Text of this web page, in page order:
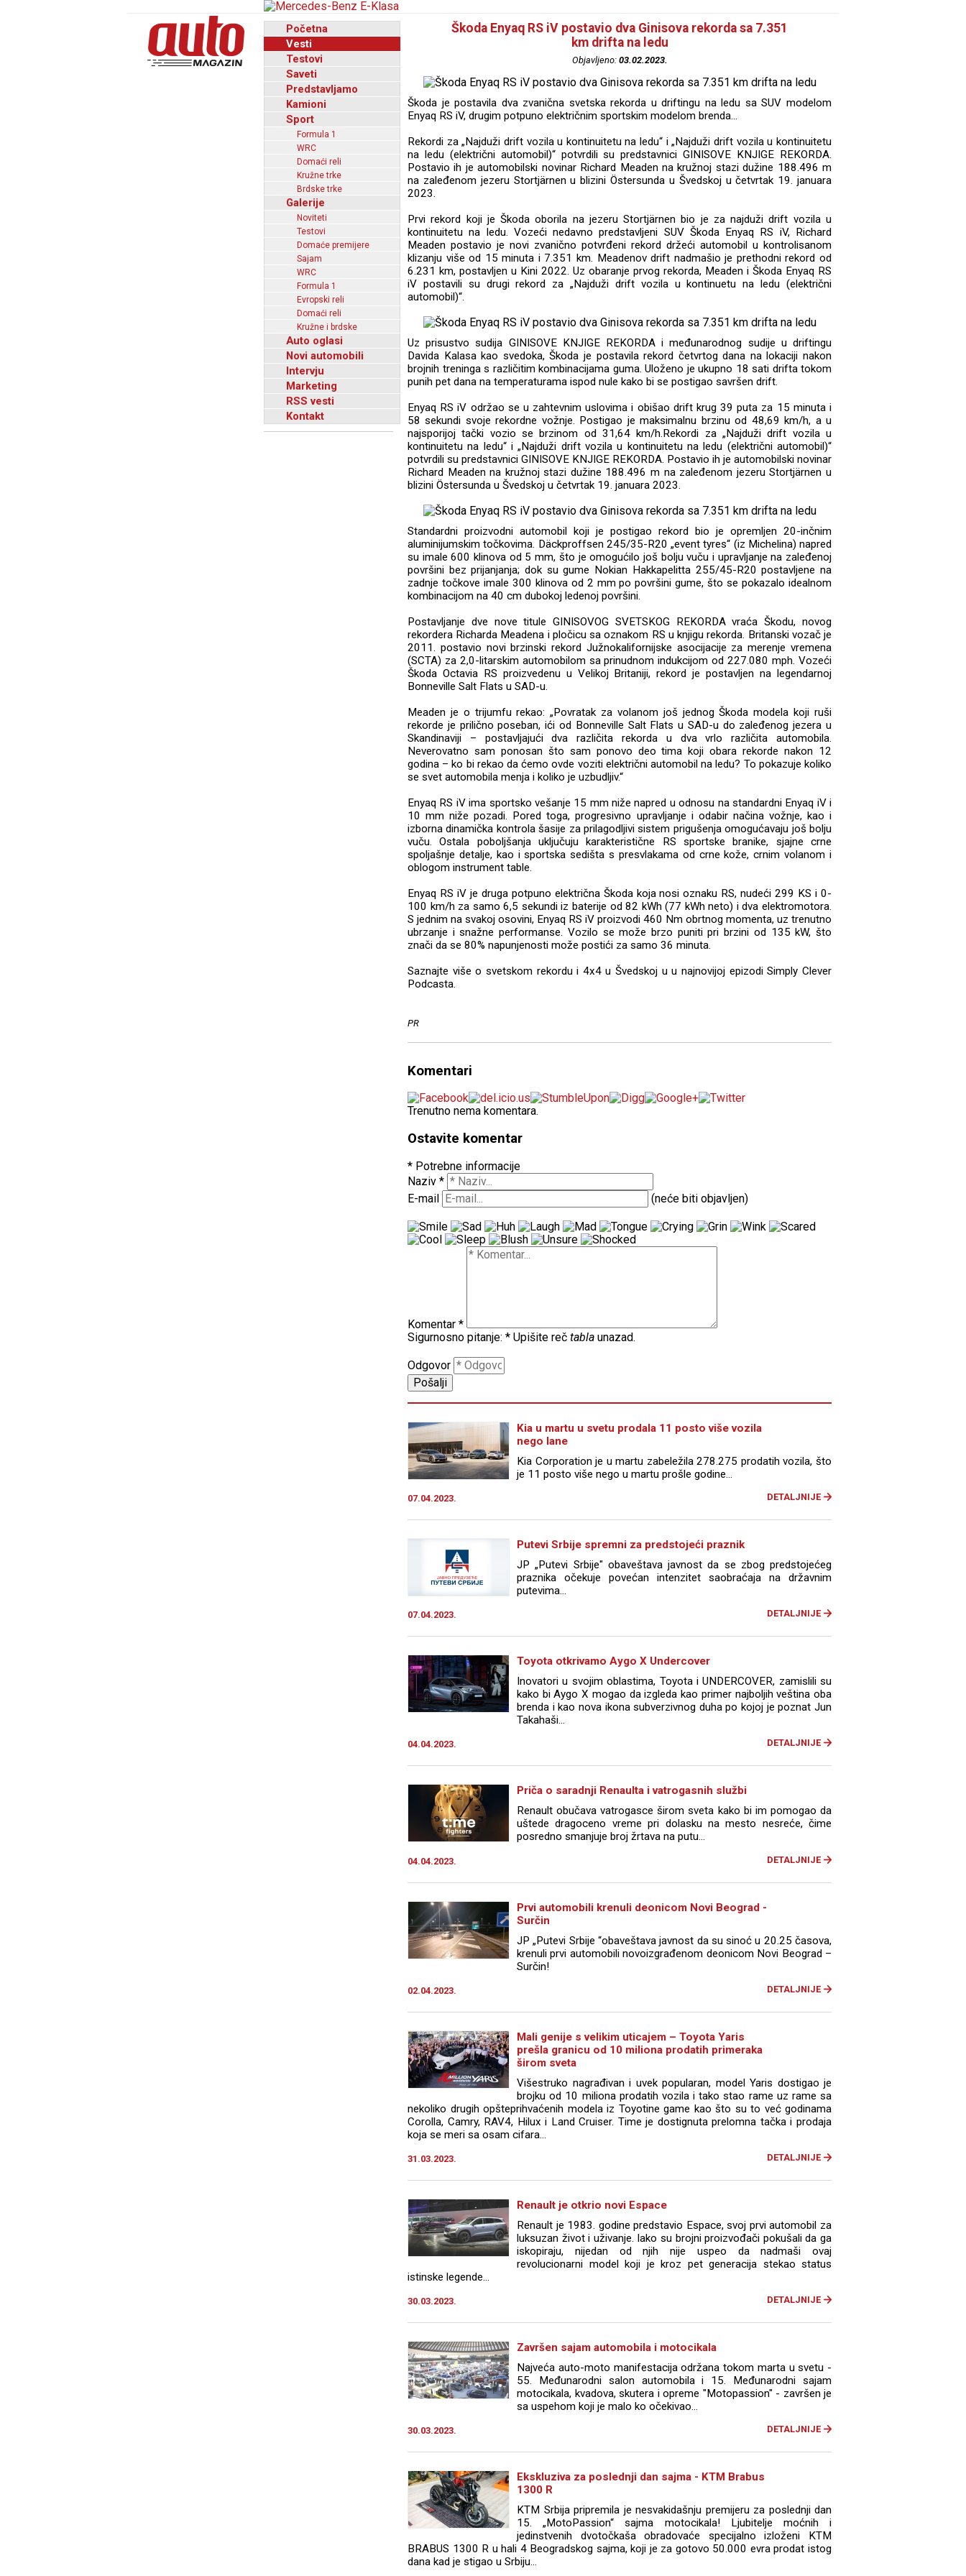
Početna
Vesti
Testovi
Saveti
Predstavljamo
Kamioni
Sport
Formula 1
WRC
Domaći reli
Kružne trke
Brdske trke
Galerije
Noviteti
Testovi
Domaće premijere
Sajam
WRC
Formula 1
Evropski reli
Domaći reli
Kružne i brdske
Auto oglasi
Novi automobili
Intervju
Marketing
RSS vesti
Kontakt
Škoda Enyaq RS iV postavio dva Ginisova rekorda sa 7.351
km drifta na ledu
Objavljeno: 03.02.2023.
Škoda je postavila dva zvanična svetska rekorda u driftingu na ledu sa SUV modelom
Enyaq RS iV, drugim potpuno električnim sportskim modelom brenda...
Rekordi za „Najduži drift vozila u kontinuitetu na ledu“ i „Najduži drift vozila u kontinuitetu
na ledu (električni automobil)“ potvrdili su predstavnici GINISOVE KNJIGE REKORDA.
Postavio ih je automobilski novinar Richard Meaden na kružnoj stazi dužine 188.496 m
na zaleđenom jezeru Stortjärnen u blizini Östersunda u Švedskoj u četvrtak 19. januara
2023.
Prvi rekord koji je Škoda oborila na jezeru Stortjärnen bio je za najduži drift vozila u
kontinuitetu na ledu. Vozeći nedavno predstavljeni SUV Škoda Enyaq RS iV, Richard
Meaden postavio je novi zvanično potvrđeni rekord držeći automobil u kontrolisanom
klizanju više od 15 minuta i 7.351 km. Meadenov drift nadmašio je prethodni rekord od
6.231 km, postavljen u Kini 2022. Uz obaranje prvog rekorda, Meaden i Škoda Enyaq RS
iV postavili su drugi rekord za „Najduži drift vozila u kontinuetu na ledu (električni
automobil)“.
Uz prisustvo sudija GINISOVE KNJIGE REKORDA i međunarodnog sudije u driftingu
Davida Kalasa kao svedoka, Škoda je postavila rekord četvrtog dana na lokaciji nakon
brojnih treninga s različitim kombinacijama guma. Uloženo je ukupno 18 sati drifta tokom
punih pet dana na temperaturama ispod nule kako bi se postigao savršen drift.
Enyaq RS iV održao se u zahtevnim uslovima i obišao drift krug 39 puta za 15 minuta i
58 sekundi svoje rekordne vožnje. Postigao je maksimalnu brzinu od 48,69 km/h, a u
najsporijoj tački vozio se brzinom od 31,64 km/h.Rekordi za „Najduži drift vozila u
kontinuitetu na ledu“ i „Najduži drift vozila u kontinuitetu na ledu (električni automobil)“
potvrdili su predstavnici GINISOVE KNJIGE REKORDA. Postavio ih je automobilski novinar
Richard Meaden na kružnoj stazi dužine 188.496 m na zaleđenom jezeru Stortjärnen u
blizini Östersunda u Švedskoj u četvrtak 19. januara 2023.
Standardni proizvodni automobil koji je postigao rekord bio je opremljen 20-inčnim
aluminijumskim točkovima. Däckproffsen 245/35-R20 „event tyres“ (iz Michelina) napred
su imale 600 klinova od 5 mm, što je omogućilo još bolju vuču i upravljanje na zaleđenoj
površini bez prijanjanja; dok su gume Nokian Hakkapelitta 255/45-R20 postavljene na
zadnje točkove imale 300 klinova od 2 mm po površini gume, što se pokazalo idealnom
kombinacijom na 40 cm dubokoj ledenoj površini.
Postavljanje dve nove titule GINISOVOG SVETSKOG REKORDA vraća Škodu, novog
rekordera Richarda Meadena i pločicu sa oznakom RS u knjigu rekorda. Britanski vozač je
2011. postavio novi brzinski rekord Južnokalifornijske asocijacije za merenje vremena
(SCTA) za 2,0-litarskim automobilom sa prinudnom indukcijom od 227.080 mph. Vozeći
Škoda Octavia RS proizvedenu u Velikoj Britaniji, rekord je postavljen na legendarnoj
Bonneville Salt Flats u SAD-u.
Meaden je o trijumfu rekao: „Povratak za volanom još jednog Škoda modela koji ruši
rekorde je prilično poseban, ići od Bonneville Salt Flats u SAD-u do zaleđenog jezera u
Skandinaviji – postavljajući dva različita rekorda u dva vrlo različita automobila.
Neverovatno sam ponosan što sam ponovo deo tima koji obara rekorde nakon 12
godina – ko bi rekao da ćemo ovde voziti električni automobil na ledu? To pokazuje koliko
se svet automobila menja i koliko je uzbudljiv.“
Enyaq RS iV ima sportsko vešanje 15 mm niže napred u odnosu na standardni Enyaq iV i
10 mm niže pozadi. Pored toga, progresivno upravljanje i odabir načina vožnje, kao i
izborna dinamička kontrola šasije za prilagodljivi sistem prigušenja omogućavaju još bolju
vuču. Ostala poboljšanja uključuju karakteristične RS sportske branike, sjajne crne
spoljašnje detalje, kao i sportska sedišta s presvlakama od crne kože, crnim volanom i
oblogom instrument table.
Enyaq RS iV je druga potpuno električna Škoda koja nosi oznaku RS, nudeći 299 KS i 0-
100 km/h za samo 6,5 sekundi iz baterije od 82 kWh (77 kWh neto) i dva elektromotora.
S jednim na svakoj osovini, Enyaq RS iV proizvodi 460 Nm obrtnog momenta, uz trenutno
ubrzanje i snažne performanse. Vozilo se može brzo puniti pri brzini od 135 kW, što
znači da se 80% napunjenosti može postići za samo 36 minuta.
Saznajte više o svetskom rekordu i 4x4 u Švedskoj u u najnovijoj epizodi Simply Clever
Podcasta.
PR
Komentari
Trenutno nema komentara.
Ostavite komentar
* Potrebne informacije
Naziv *
E-mail
(neće biti objavljen)
Komentar *
Sigurnosno pitanje: * Upišite reč tabla unazad.
Odgovor
Kia u martu u svetu prodala 11 posto više vozila
nego lane
Kia Corporation je u martu zabeležila 278.275 prodatih vozila, što
je 11 posto više nego u martu prošle godine...
07.04.2023. DETALJNIJE
Putevi Srbije spremni za predstojeći praznik
JP „Putevi Srbije" obaveštava javnost da se zbog predstojećeg
praznika očekuje povećan intenzitet saobraćaja na državnim
putevima...
07.04.2023. DETALJNIJE
Toyota otkrivamo Aygo X Undercover
Inovatori u svojim oblastima, Toyota i UNDERCOVER, zamislili su
kako bi Aygo X mogao da izgleda kao primer najboljih veština oba
brenda i kao nova ikona subverzivnog duha po kojoj je poznat Jun
Takahaši...
04.04.2023. DETALJNIJE
Priča o saradnji Renaulta i vatrogasnih službi
Renault obučava vatrogasce širom sveta kako bi im pomogao da
uštede dragoceno vreme pri dolasku na mesto nesreće, čime
posredno smanjuje broj žrtava na putu...
04.04.2023. DETALJNIJE
Prvi automobili krenuli deonicom Novi Beograd -
Surčin
JP „Putevi Srbije “obaveštava javnost da su sinoć u 20.25 časova,
krenuli prvi automobili novoizgrađenom deonicom Novi Beograd –
Surčin!
02.04.2023. DETALJNIJE
Mali genije s velikim uticajem – Toyota Yaris
prešla granicu od 10 miliona prodatih primeraka
širom sveta
Višestruko nagrađivan i uvek popularan, model Yaris dostigao je
brojku od 10 miliona prodatih vozila i tako stao rame uz rame sa
nekoliko drugih opšteprihvaćenih modela iz Toyotine game kao što su to već godinama
Corolla, Camry, RAV4, Hilux i Land Cruiser. Time je dostignuta prelomna tačka i prodaja
koja se meri sa osam cifara...
31.03.2023. DETALJNIJE
Renault je otkrio novi Espace
Renault je 1983. godine predstavio Espace, svoj prvi automobil za
luksuzan život i uživanje. Iako su brojni proizvođači pokušali da ga
iskopiraju, nijedan od njih nije uspeo da nadmaši ovaj
revolucionarni model koji je kroz pet generacija stekao status
istinske legende...
30.03.2023. DETALJNIJE
Završen sajam automobila i motocikala
Najveća auto-moto manifestacija održana tokom marta u svetu -
55. Međunarodni salon automobila i 15. Međunarodni sajam
motocikala, kvadova, skutera i opreme "Motopassion" - završen je
sa uspehom koji je malo ko očekivao...
30.03.2023. DETALJNIJE
Ekskluziva za poslednji dan sajma - KTM Brabus
1300 R
KTM Srbija pripremila je nesvakidašnju premijeru za poslednji dan
15. „MotoPassion“ sajma motocikala! Ljubitelje moćnih i
jedinstvenih dvotočkaša obradovaće specijalno izloženi KTM
BRABUS 1300 R u hali 4 Beogradskog sajma, koji je za gotovo 50.000 evra prodat istog
dana kad je stigao u Srbiju...